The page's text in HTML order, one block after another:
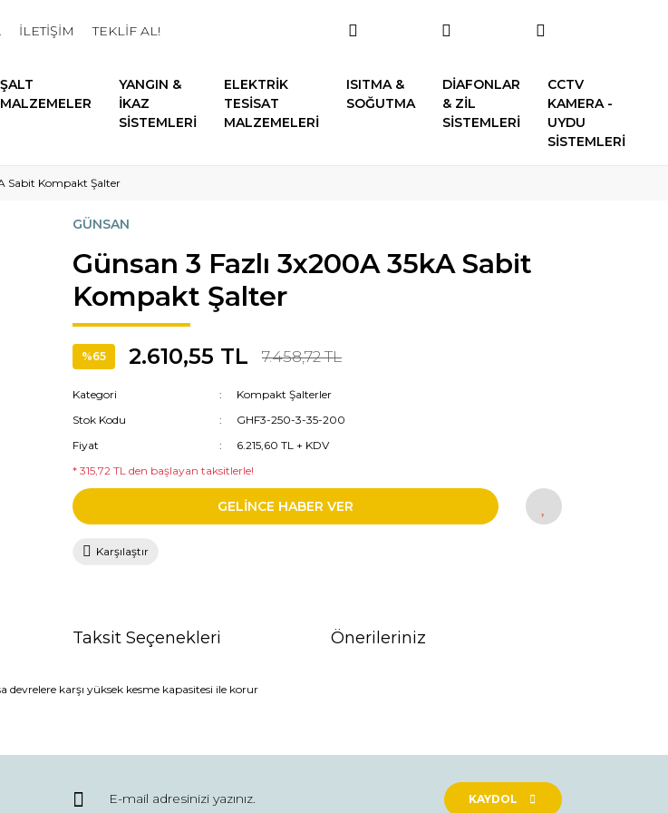
İLETİŞİM TEKLİF AL!
ŞALT
MALZEMELER
YANGIN &
İKAZ
SİSTEMLERİ
ELEKTRİK
TESİSAT
MALZEMELERİ
ISITMA &
SOĞUTMA
DİAFONLAR
& ZİL
SİSTEMLERİ
CCTV
KAMERA -
UYDU
SİSTEMLERİ
Sabit Kompakt Şalter
GÜNSAN
Günsan 3 Fazlı 3x200A 35kA Sabit
Kompakt Şalter
%65 2.610,55 TL 7.458,72 TL
Kategori
Kompakt Şalterler
Stok Kodu
GHF3-250-3-35-200
Fiyat
6.215,60 TL + KDV
* 315,72 TL den başlayan taksitlerle!
GELİNCE HABER VER
Karşılaştır
Taksit Seçenekleri Önerileriniz
devrelere karşı yüksek kesme kapasitesi ile korur
KAYDOL